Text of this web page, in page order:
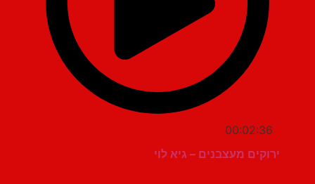
00:02:36
ירוקים מעצבנים – גיא לוי